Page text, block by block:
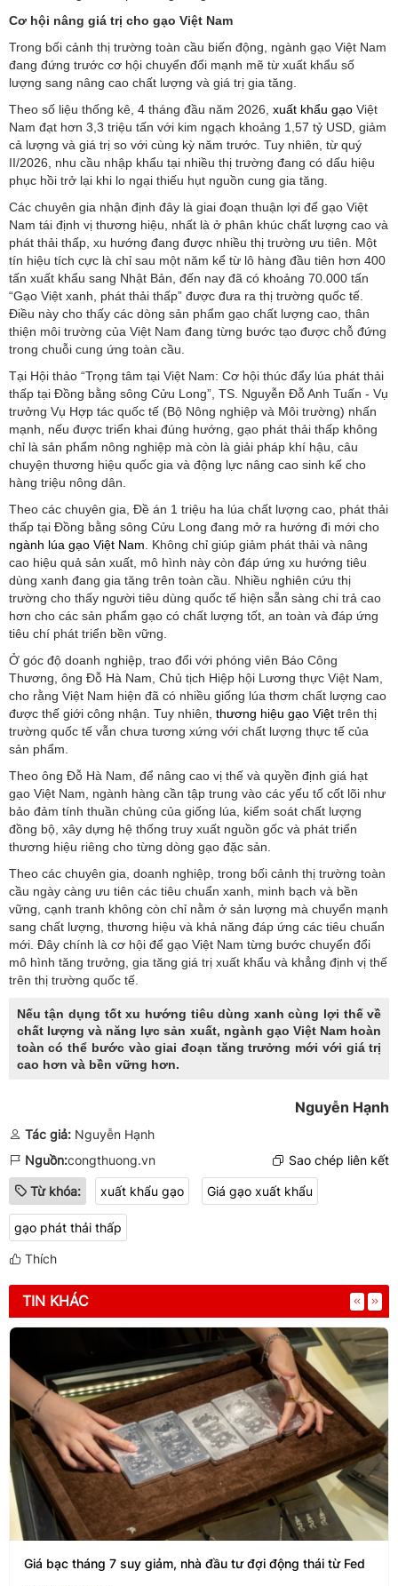
Cơ hội nâng giá trị cho gạo Việt Nam
Trong bối cảnh thị trường toàn cầu biến động, ngành gạo Việt Nam
đang đứng trước cơ hội chuyển đổi mạnh mẽ từ xuất khẩu số
lượng sang nâng cao chất lượng và giá trị gia tăng.
Theo số liệu thống kê, 4 tháng đầu năm 2026, xuất khẩu gạo Việt
Nam đạt hơn 3,3 triệu tấn với kim ngạch khoảng 1,57 tỷ USD, giảm
cả lượng và giá trị so với cùng kỳ năm trước. Tuy nhiên, từ quý
II/2026, nhu cầu nhập khẩu tại nhiều thị trường đang có dấu hiệu
phục hồi trở lại khi lo ngại thiếu hụt nguồn cung gia tăng.
Các chuyên gia nhận định đây là giai đoạn thuận lợi để gạo Việt
Nam tái định vị thương hiệu, nhất là ở phân khúc chất lượng cao và
phát thải thấp, xu hướng đang được nhiều thị trường ưu tiên. Một
tín hiệu tích cực là chỉ sau một năm kể từ lô hàng đầu tiên hơn 400
tấn xuất khẩu sang Nhật Bản, đến nay đã có khoảng 70.000 tấn
“Gạo Việt xanh, phát thải thấp” được đưa ra thị trường quốc tế.
Điều này cho thấy các dòng sản phẩm gạo chất lượng cao, thân
thiện môi trường của Việt Nam đang từng bước tạo được chỗ đứng
trong chuỗi cung ứng toàn cầu.
Tại Hội thảo “Trọng tâm tại Việt Nam: Cơ hội thúc đẩy lúa phát thải
thấp tại Đồng bằng sông Cửu Long”, TS. Nguyễn Đỗ Anh Tuấn - Vụ
trưởng Vụ Hợp tác quốc tế (Bộ Nông nghiệp và Môi trường) nhấn
mạnh, nếu được triển khai đúng hướng, gạo phát thải thấp không
chỉ là sản phẩm nông nghiệp mà còn là giải pháp khí hậu, câu
chuyện thương hiệu quốc gia và động lực nâng cao sinh kế cho
hàng triệu nông dân.
Theo các chuyên gia, Đề án 1 triệu ha lúa chất lượng cao, phát thải
thấp tại Đồng bằng sông Cửu Long đang mở ra hướng đi mới cho
ngành lúa gạo Việt Nam. Không chỉ giúp giảm phát thải và nâng
cao hiệu quả sản xuất, mô hình này còn đáp ứng xu hướng tiêu
dùng xanh đang gia tăng trên toàn cầu. Nhiều nghiên cứu thị
trường cho thấy người tiêu dùng quốc tế hiện sẵn sàng chi trả cao
hơn cho các sản phẩm gạo có chất lượng tốt, an toàn và đáp ứng
tiêu chí phát triển bền vững.
Ở góc độ doanh nghiệp, trao đổi với phóng viên Báo Công
Thương, ông Đỗ Hà Nam, Chủ tịch Hiệp hội Lương thực Việt Nam,
cho rằng Việt Nam hiện đã có nhiều giống lúa thơm chất lượng cao
được thế giới công nhận. Tuy nhiên, thương hiệu gạo Việt trên thị
trường quốc tế vẫn chưa tương xứng với chất lượng thực tế của
sản phẩm.
Theo ông Đỗ Hà Nam, để nâng cao vị thế và quyền định giá hạt
gạo Việt Nam, ngành hàng cần tập trung vào các yếu tố cốt lõi như
bảo đảm tính thuần chủng của giống lúa, kiểm soát chất lượng
đồng bộ, xây dựng hệ thống truy xuất nguồn gốc và phát triển
thương hiệu riêng cho từng dòng gạo đặc sản.
Theo các chuyên gia, doanh nghiệp, trong bối cảnh thị trường toàn
cầu ngày càng ưu tiên các tiêu chuẩn xanh, minh bạch và bền
vững, cạnh tranh không còn chỉ nằm ở sản lượng mà chuyển mạnh
sang chất lượng, thương hiệu và khả năng đáp ứng các tiêu chuẩn
mới. Đây chính là cơ hội để gạo Việt Nam từng bước chuyển đổi
mô hình tăng trưởng, gia tăng giá trị xuất khẩu và khẳng định vị thế
trên thị trường quốc tế.
Nếu tận dụng tốt xu hướng tiêu dùng xanh cùng lợi thế về
chất lượng và năng lực sản xuất, ngành gạo Việt Nam hoàn
toàn có thể bước vào giai đoạn tăng trưởng mới với giá trị
cao hơn và bền vững hơn.
Nguyễn Hạnh
Tác giả: Nguyễn Hạnh
Nguồn:congthuong.vn Sao chép liên kết
Từ khóa: xuất khẩu gạo Giá gạo xuất khẩu
gạo phát thải thấp
Thích
TIN KHÁC
Giá bạc tháng 7 suy giảm, nhà đầu tư đợi động thái từ Fed